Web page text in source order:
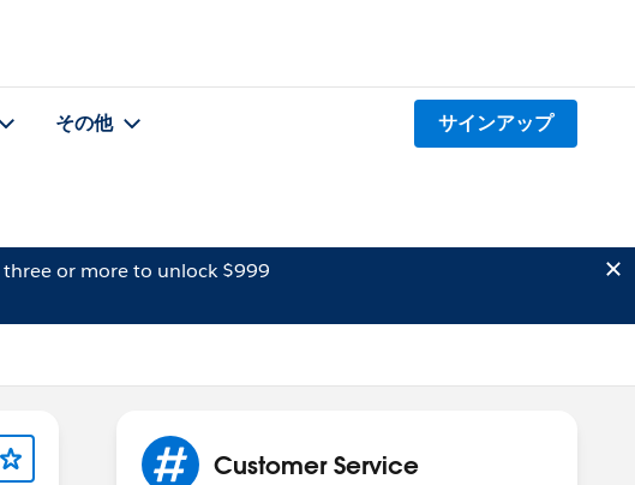
その他 サインアップ
three or more to unlock $999
Customer Service